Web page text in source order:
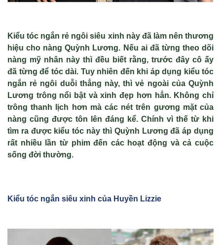
Kiểu tóc ngắn rẻ ngôi siêu xinh này đã làm nên thương
hiệu cho nàng Quỳnh Lương. Nếu ai đã từng theo dõi
nàng mỹ nhân này thì đều biết rằng, trước đây cô ấy
đã từng để tóc dài. Tuy nhiên đến khi áp dụng kiểu tóc
ngắn rẻ ngôi duỗi thẳng này, thì vẻ ngoài của Quỳnh
Lương trông nổi bật và xinh đẹp hơn hẳn. Không chỉ
trông thanh lịch hơn mà các nét trên gương mặt của
nàng cũng được tôn lên đáng kể. Chính vì thế từ khi
tìm ra được kiểu tóc này thì Quỳnh Lương đã áp dụng
rất nhiều lần từ phim đến các hoạt động và cả cuộc
sống đời thường.
Kiểu tóc ngắn siêu xinh của Huyền Lizzie